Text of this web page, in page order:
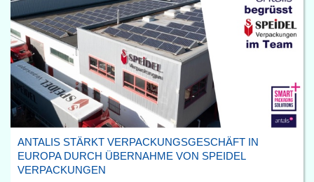
ANTALIS STÄRKT VERPACKUNGSGESCHÄFT IN
EUROPA DURCH ÜBERNAHME VON SPEIDEL
VERPACKUNGEN